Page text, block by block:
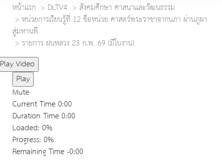
หน้าแรก DLTV4
สังคมศึกษา ศาสนาและวัฒนธรรม
หน่วยการเรียนรู้ที่ 12 ชื่อหน่วย ศาสตร์พระราชาจากนภา ผ่านภูผา
สู่มหานที
รายการ ฝนหลวง 23 ก.พ. 69 (มีใบงาน)
Play Video
Play
Mute
Current Time0:00
Duration Time0:00
Loaded: 0%
Progress: 0%
Remaining Time-0:00